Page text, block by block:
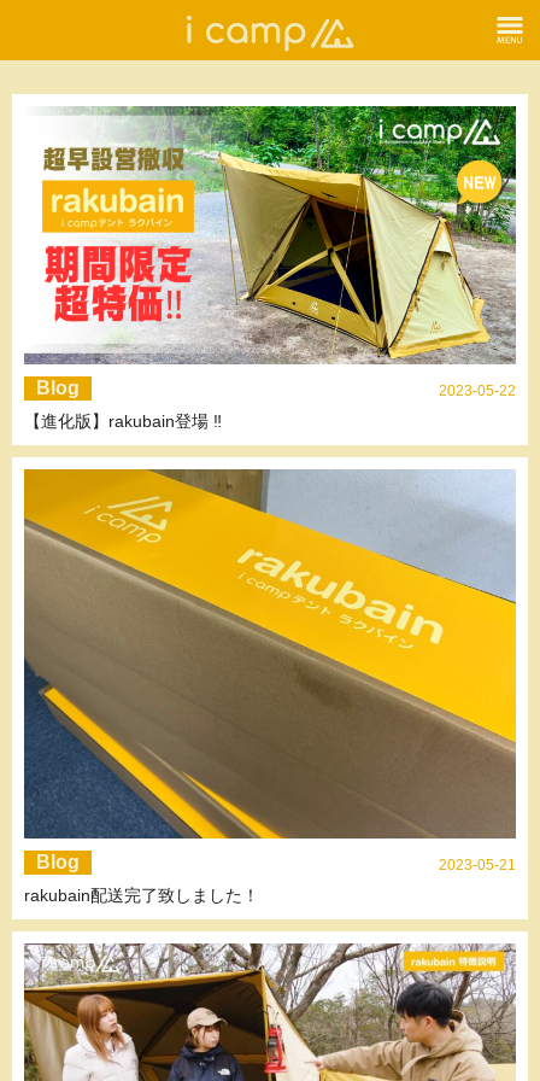
Blog 2023-05-22
【進化版】rakubain登場 ‼
Blog 2023-05-21
rakubain配送完了致しました！